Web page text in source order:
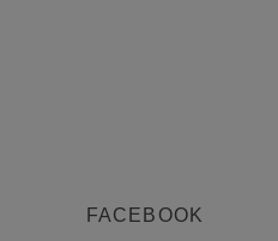
FACEBOOK
h